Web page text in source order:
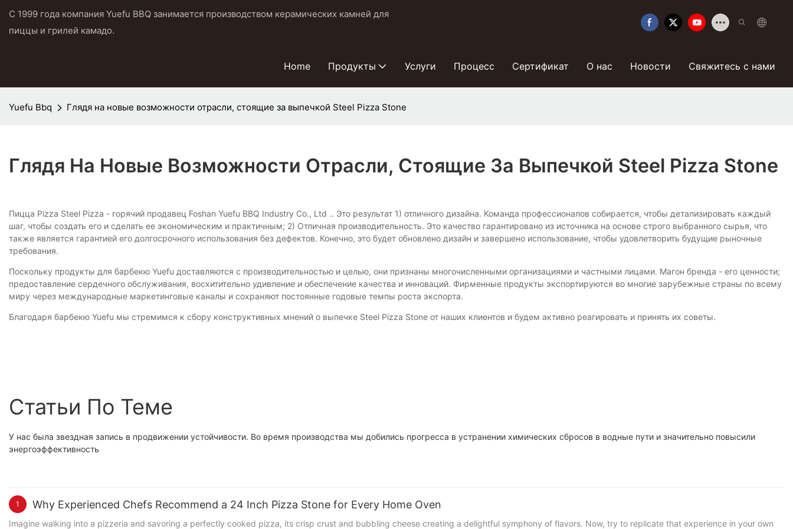
С 1999 года компания Yuefu BBQ занимается производством керамических камней для
пиццы и грилей камадо.
Home Продукты Услуги Процесс Сертификат О нас Новости Свяжитесь с нами
Yuefu Bbq Глядя на новые возможности отрасли, стоящие за выпечкой Steel Pizza Stone
Глядя На Новые Возможности Отрасли, Стоящие За Выпечкой Steel Pizza Stone
Пицца Pizza Steel Pizza - горячий продавец Foshan Yuefu BBQ Industry Co., Ltd .. Это результат 1) отличного дизайна. Команда профессионалов собирается, чтобы детализировать каждый
шаг, чтобы создать его и сделать ее экономическим и практичным; 2) Отличная производительность. Это качество гарантировано из источника на основе строго выбранного сырья, что
также является гарантией его долгосрочного использования без дефектов. Конечно, это будет обновлено дизайн и завершено использование, чтобы удовлетворить будущие рыночные
требования.
Поскольку продукты для барбекю Yuefu доставляются с производительностью и целью, они признаны многочисленными организациями и частными лицами. Магон бренда - его ценности;
предоставление сердечного обслуживания, восхитительно удивление и обеспечение качества и инноваций. Фирменные продукты экспортируются во многие зарубежные страны по всему
миру через международные маркетинговые каналы и сохраняют постоянные годовые темпы роста экспорта.
Благодаря барбекю Yuefu мы стремимся к сбору конструктивных мнений о выпечке Steel Pizza Stone от наших клиентов и будем активно реагировать и принять их советы.
Статьи По Теме
У нас была звездная запись в продвижении устойчивости. Во время производства мы добились прогресса в устранении химических сбросов в водные пути и значительно повысили
энергоэффективность
1 Why Experienced Chefs Recommend a 24 Inch Pizza Stone for Every Home Oven
Imagine walking into a pizzeria and savoring a perfectly cooked pizza, its crisp crust and bubbling cheese creating a delightful symphony of flavors. Now, try to replicate that experience in your own